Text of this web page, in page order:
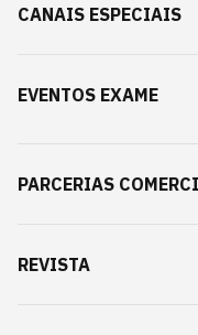
CANAIS ESPECIAIS
EVENTOS EXAME
PARCERIAS
REVISTA